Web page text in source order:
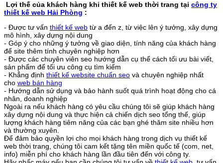
Lợi thế của khách hàng khi thiết kế web thời trang tại công ty
thiết kế web Hải Phòng :
- Được tư vấn thiết kế web từ a đến z, từ việc lên ý tưởng, xây dựng
mô hình, xây dựng nội dung
- Góp ý cho những ý tưởng về giao diện, tính năng của khách hàng
để site thêm tính chuyên nghiệp hơn
- Được các chuyên viên seo hướng dẫn cụ thể cách tối ưu bài viết,
sản phẩm để tối ưu công cụ tìm kiếm
- Khẳng định thiết kế website chuẩn seo và chuyên nghiệp nhất
cho web bán hàng
- Hướng dẫn sử dụng và bảo hành suốt quá trình hoạt động cho cá
nhân, doanh nghiệp
Ngoài ra nếu khách hàng có yêu cầu chúng tôi sẽ giúp khách hàng
xây dựng nội dung và thực hiện cả chiến dịch seo tổng thế, giúp
lượng khách hàng tiêm năng của các bạn ghé thăm site nhiều hơn
và thường xuyên.
Để đảm bảo quyền lợi cho mọi khách hàng trong dịch vụ thiết kế
web thời trang, chúng tôi cam kết tặng tên miền quốc tế (com, net,
info) miễn phí cho khách hàng lần đầu tiên đến với công ty.